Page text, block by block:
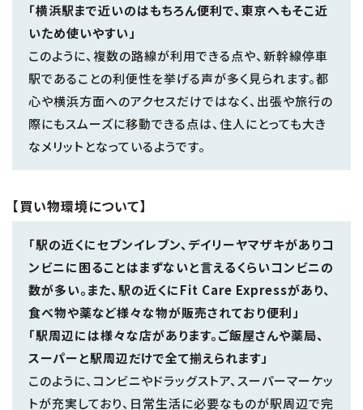
「横浜駅まで近いのはもちろん便利で、東京へもそこ近
いため使いやすい」
このように、複数の路線が利用できる点や、新幹線停車
駅であることの利便性を挙げる声が多く見られます。都
心や横浜方面へのアクセスだけではなく、出張や旅行の
際にもスムーズに移動できる点は、住人にとっても大き
なメリットとなっているようです。
【買い物環境について】
「駅の近くにセブンイレブン、デイリーヤマザキがありコ
ンビニに困ることはまずないと言えるくらいコンビニの
数が多い。また、駅の近くにFit Care Expressがあり、
食べ物や薬など様々な物が販売されており便利」
「駅周辺には様々な店があります。ご飯屋さんや薬局、
スーパーと駅周辺だけで全て揃えられます」
このように、コンビニやドラッグストア、スーパーマーケッ
トが充実しており、日常生活に必要なものが駅周辺で完